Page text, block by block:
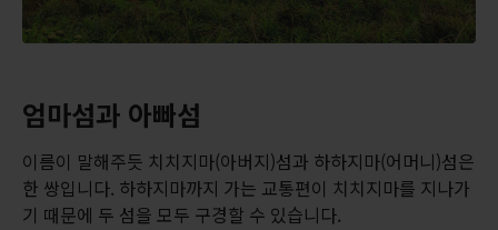
엄마섬과 아빠섬
이름이 말해주듯 치치지마(아버지)섬과 하하지마(어머니)섬은
한 쌍입니다. 하하지마까지 가는 교통편이 치치지마를 지나가
기 때문에 두 섬을 모두 구경할 수 있습니다.